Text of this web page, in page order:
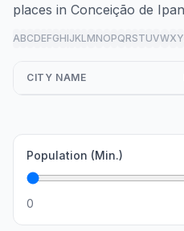
places in Conceição de
ABCDEFGHIJKLMNOPQRSTUVWXY
CITY NAME
Population (Min.)
0